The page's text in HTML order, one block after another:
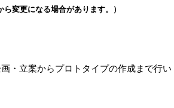
変更になる場合があります。）
・立案からプロトタイプの作成まで行い